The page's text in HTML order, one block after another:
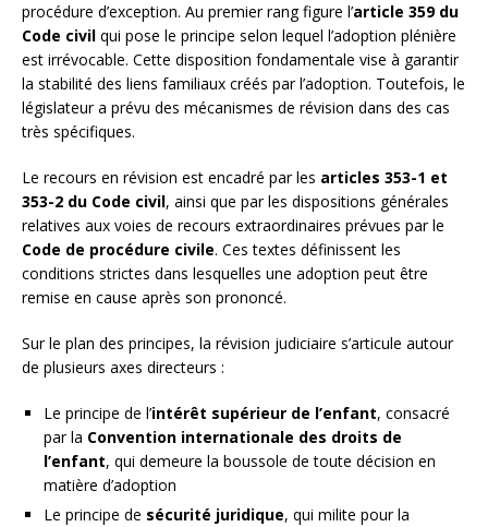
procédure d’exception. Au premier rang figure l’article 359 du
Code civil qui pose le principe selon lequel l’adoption plénière
est irrévocable. Cette disposition fondamentale vise à garantir
la stabilité des liens familiaux créés par l’adoption. Toutefois, le
législateur a prévu des mécanismes de révision dans des cas
très spécifiques.
Le recours en révision est encadré par les articles 353-1 et
353-2 du Code civil, ainsi que par les dispositions générales
relatives aux voies de recours extraordinaires prévues par le
Code de procédure civile. Ces textes définissent les
conditions strictes dans lesquelles une adoption peut être
remise en cause après son prononcé.
Sur le plan des principes, la révision judiciaire s’articule autour
de plusieurs axes directeurs :
Le principe de l’intérêt supérieur de l’enfant, consacré
par la Convention internationale des droits de
l’enfant, qui demeure la boussole de toute décision en
matière d’adoption
Le principe de sécurité juridique, qui milite pour la